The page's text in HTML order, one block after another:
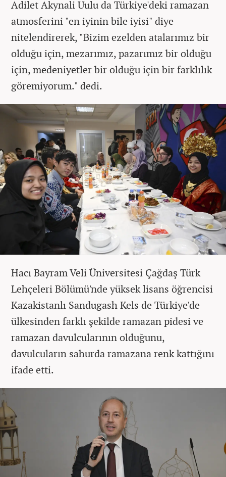
Adilet Akynali Uulu da Türkiye'deki ramazan
atmosferini "en iyinin bile iyisi" diye
nitelendirerek, "Bizim ezelden atalarımız bir
olduğu için, mezarımız, pazarımız bir olduğu
için, medeniyetler bir olduğu için bir farklılık
göremiyorum." dedi.
Hacı Bayram Veli Üniversitesi Çağdaş Türk
Lehçeleri Bölümü'nde yüksek lisans öğrencisi
Kazakistanlı Sandugash Kels de Türkiye'de
ülkesinden farklı şekilde ramazan pidesi ve
ramazan davulcularının olduğunu,
davulcuların sahurda ramazana renk kattığını
ifade etti.